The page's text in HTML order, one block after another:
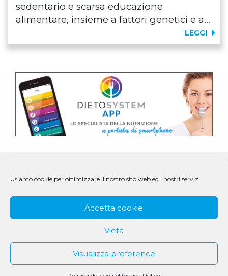
Usiamo cookie per ottimizzare il nostro sito web ed i nostri servizi.
Accetta cookie
Vieta
Visualizza preference
sedentario e scarsa educazione
alimentare, insieme a fattori genetici e a...
LEGGI
© 1979 - 2025 DS Medigroup S.r.l. a socio unico | CF/P.IVA